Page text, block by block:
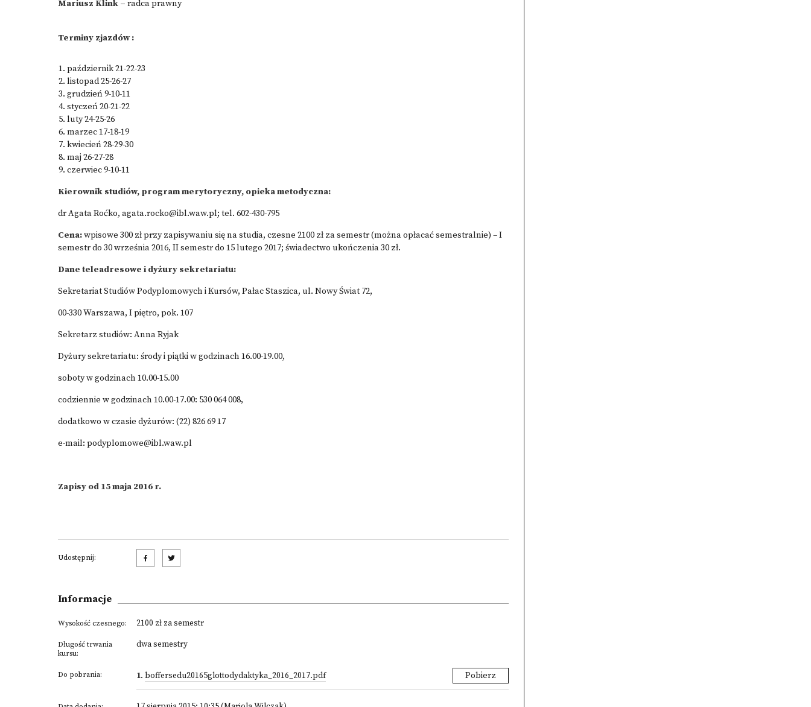
Mariusz Klink – radca prawny
Terminy zjazdów :
październik 21-22-23
listopad 25-26-27
grudzień 9-10-11
styczeń 20-21-22
luty 24-25-26
marzec 17-18-19
kwiecień 28-29-30
maj 26-27-28
czerwiec 9-10-11
Kierownik studiów, program merytoryczny, opieka metodyczna:
dr Agata Roćko, agata.rocko@ibl.waw.pl; tel. 602-430-795
Cena:wpisowe 300 zł przy zapisywaniu się na studia, czesne 2100 zł za semestr (można opłacać semestralnie) – I
semestr do 30 września 2016, II semestr do 15 lutego 2017; świadectwo ukończenia 30 zł.
Dane teleadresowe i dyżury sekretariatu:
Sekretariat Studiów Podyplomowych i Kursów, Pałac Staszica, ul. Nowy Świat 72,
00-330 Warszawa, I piętro, pok. 107
Sekretarz studiów: Anna Ryjak
Dyżury sekretariatu: środy i piątki w godzinach 16.00-19.00,
soboty w godzinach 10.00-15.00
codziennie w godzinach 10.00-17.00: 530 064 008,
dodatkowo w czasie dyżurów: (22) 826 69 17
e-mail: podyplomowe@ibl.waw.pl
Zapisy od 15 maja 2016 r.
Udostępnij:
Informacje
Wysokość czesnego: 2100 zł za semestr
Długość trwania
kursu:
dwa semestry
Do pobrania: 1. boffersedu20165glottodydaktyka_2016_2017.pdf Pobierz